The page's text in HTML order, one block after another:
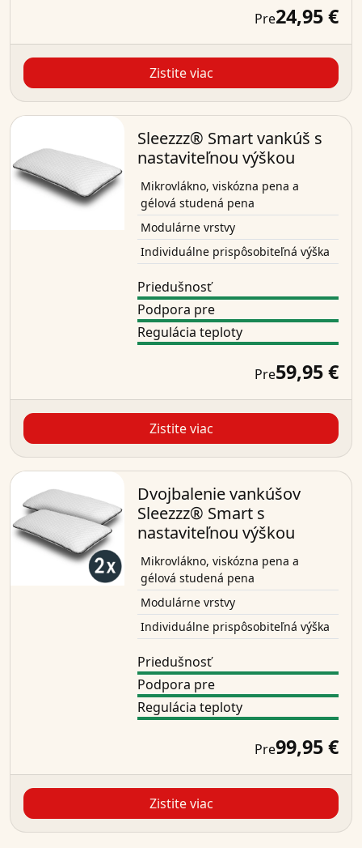
Pre24,95 €
Zistite viac
Sleezzz® Smart vankúš s
nastaviteľnou výškou
Mikrovlákno, viskózna pena a
gélová studená pena
Modulárne vrstvy
Individuálne prispôsobiteľná výška
Priedušnosť
Podpora pre
Regulácia teploty
Pre59,95 €
Zistite viac
Dvojbalenie vankúšov
Sleezzz® Smart s
nastaviteľnou výškou
Mikrovlákno, viskózna pena a
gélová studená pena
Modulárne vrstvy
Individuálne prispôsobiteľná výška
Priedušnosť
Podpora pre
Regulácia teploty
Pre99,95 €
Zistite viac